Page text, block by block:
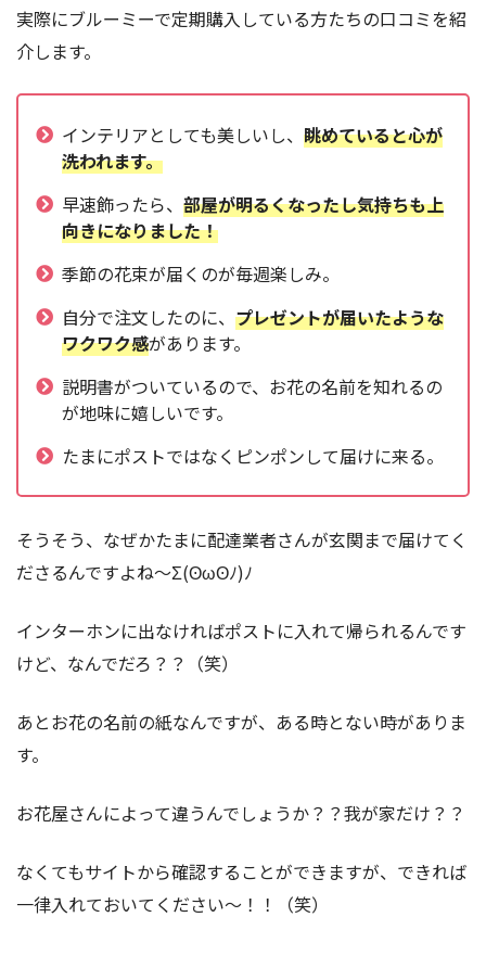
実際にブルーミーで定期購入している方たちの口コミを紹
介します。
インテリアとしても美しいし、 眺めていると心が
洗われます。
早速飾ったら、 部屋が明るくなったし気持ちも上
向きになりました！
季節の花束が届くのが毎週楽しみ。
自分で注文したのに、 プレゼントが届いたような
ワクワク感があります。
説明書がついているので、お花の名前を知れるの
が地味に嬉しいです。
たまにポストではなくピンポンして届けに来る。
そうそう、なぜかたまに配達業者さんが玄関まで届けてく
ださるんですよね〜Σ(ʘωʘﾉ)ﾉ
インターホンに出なければポストに入れて帰られるんです
けど、なんでだろ？？（笑）
あとお花の名前の紙なんですが、ある時とない時がありま
す。
お花屋さんによって違うんでしょうか？？我が家だけ？？
なくてもサイトから確認することができますが、できれば
一律入れておいてください〜！！（笑）